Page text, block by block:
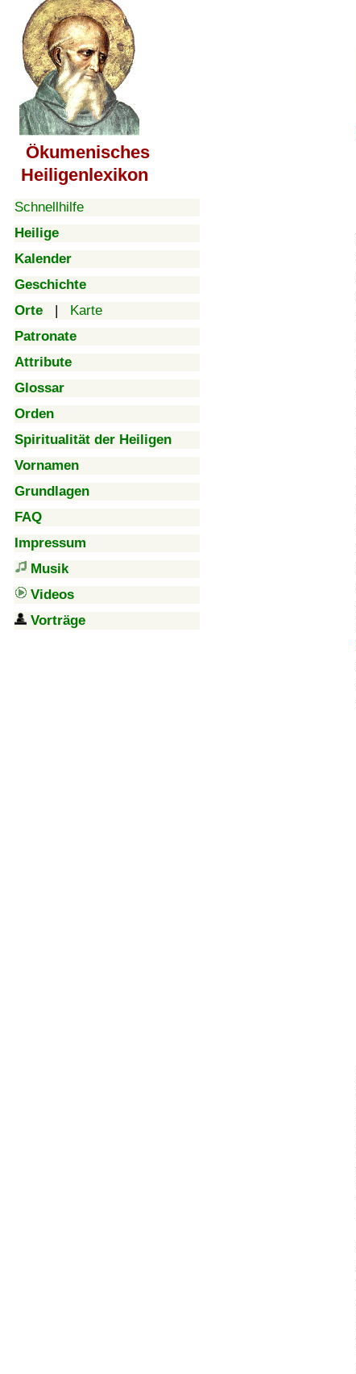
Ökumenisches
Heiligenlexikon
Schnellhilfe
Heilige
Kalender
Geschichte
Orte | Karte
Patronate
Attribute
Glossar
Orden
Spiritualität der Heiligen
Vornamen
Grundlagen
FAQ
Impressum
Musik
Videos
Vorträge